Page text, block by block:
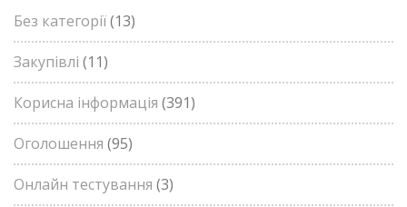
Без категорії(13)
Закупівлі (11)
Корисна інформація (391)
Оголошення (95)
Онлайн тестування (3)